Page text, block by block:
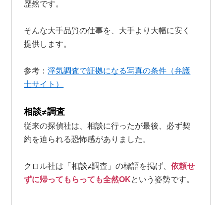
歴然です。
そんな大手品質の仕事を、大手より大幅に安く
提供します。
参考：浮気調査で証拠になる写真の条件（弁護
士サイト）
相談≠調査
従来の探偵社は、相談に行ったが最後、必ず契
約を迫られる恐怖感がありました。
クロル社は「相談≠調査」の標語を掲げ、依頼せ
ずに帰ってもらっても全然OKという姿勢です。